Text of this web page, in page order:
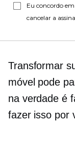
Eu concordo
cancelar a
Transformar
móvel pode
na verdade é
fazer isso por